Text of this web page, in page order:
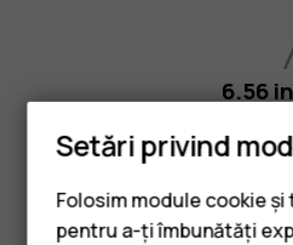
6.56
Setări privind
Folosim module cookie
pentru a-ți îmbunătăți